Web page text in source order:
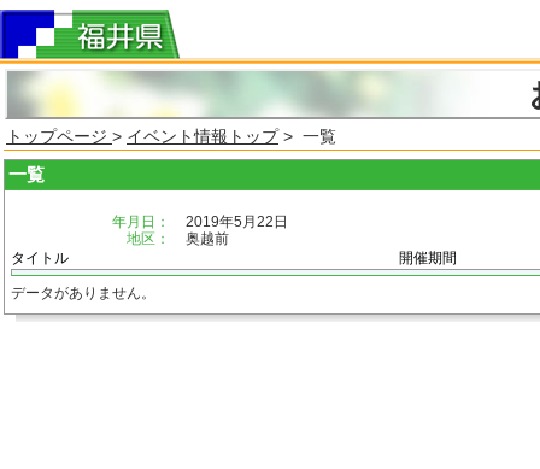
トップページ > イベント情報トップ> 一覧
一覧
年月日：
2019年5月22日
地区：
奥越前
タイトル
開催期間
データがありません。